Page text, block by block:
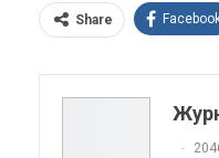
Share
Telegram VK
Linkedin